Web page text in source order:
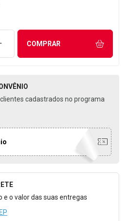
AUMENTAR UMA UNIDADE
COMPRAR
cadastrados no programa
o Frete
e o valor das suas entregas